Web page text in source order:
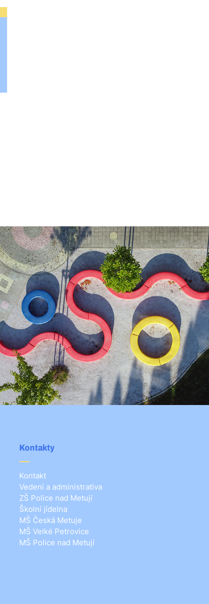
Kontakty
Kontakt
Vedení a administrativa
ZŠ Police nad Metují
Školní jídelna
MŠ Česká Metuje
MŠ Velké Petrovice
MŠ Police nad Metují